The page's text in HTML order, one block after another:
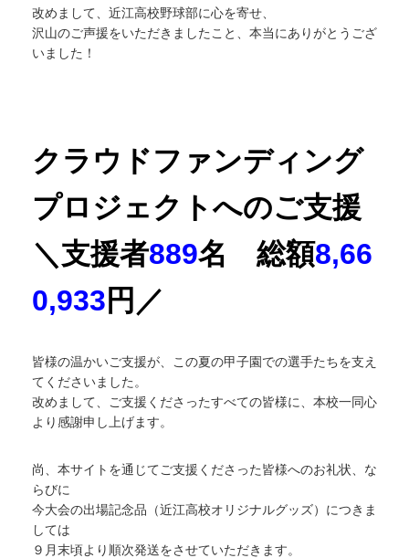
改めまして、近江高校野球部に心を寄せ、
沢山のご声援をいただきましたこと、本当にありがとうござ
いました！
クラウドファンディング
プロジェクトへのご支援
＼支援者889名 総額8,66
0,933 円／
皆様の温かいご支援が、この夏の甲子園での選手たちを支え
てくださいました。
改めまして、ご支援くださったすべての皆様に、本校一同心
より感謝申し上げます。
尚、本サイトを通じてご支援くださった皆様へのお礼状、な
らびに
今大会の出場記念品（近江高校オリジナルグッズ）につきま
しては
９月末頃より順次発送をさせていただきます。